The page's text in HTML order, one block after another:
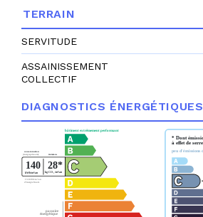
TERRAIN
SERVITUDE
ASSAINISSEMENT
COLLECTIF
DIAGNOSTICS ÉNERGÉTIQUES